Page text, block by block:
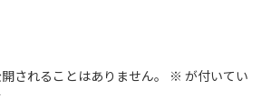
されることはありません。 ※ が付いてい